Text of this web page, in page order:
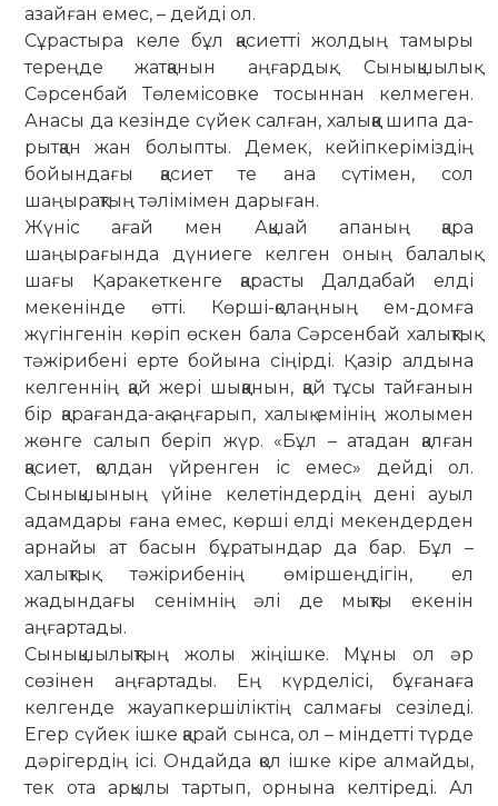
азайған емес, – дейді ол.
Сұрастыра келе бұл қасиетті жолдың тамыры
тереңде жат­қанын аңғардық. Сынықшылық
Сәрсенбай Төлемісовке то­сын­нан келмеген.
Анасы да кезінде сүйек салған, халыққа шипа да­
рытқан жан болыпты. Демек, кейіпкеріміздің
бойындағы қасиет те ана сүтімен, сол
шаңырақтың тәлімімен дарыған.
Жүніс ағай мен Ақшай апаның қара
шаңырағында дүниеге келген оның балалық
шағы Қаракеткенге қарасты Далдабай елді
мекенінде өтті. Көрші-қолаңның ем-домға
жүгінгенін көріп өскен бала Сәрсенбай халықтық
тәжірибені ерте бойына сіңірді. Қазір алдына
келгеннің қай жері шыққанын, қай тұсы тайғанын
бір қарағанда-ақ аңғарып, халық емінің жолымен
жөнге салып беріп жүр. «Бұл – атадан қалған
қасиет, қолдан үйренген іс емес» дейді ол.
Сынықшының үйіне келетіндердің дені ауыл
адамдары ғана емес, көрші елді мекендерден
арнайы ат басын бұратындар да бар. Бұл –
халықтық тәжірибенің өміршеңдігін, ел
жадындағы сенімнің әлі де мықты екенін
аңғартады.
Сынықшылықтың жолы жіңішке. Мұны ол әр
сөзінен аңғар­тады. Ең күрделісі, бұғанаға
келгенде жауапкершіліктің сал­мағы сезіледі.
Егер сүйек ішке қарай сынса, ол – міндетті түр­де
дәрігердің ісі. Ондайда қол ішке кіре алмайды,
тек ота арқылы тартып, орнына келтіреді. Ал